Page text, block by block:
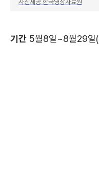
사진제공 한국영상자료원
기간5월8일~8월29일(